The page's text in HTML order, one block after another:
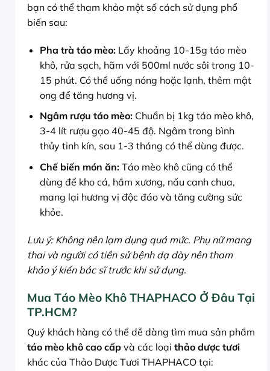
bạn có thể tham khảo một số cách sử dụng phổ
biến sau:
Pha trà táo mèo:Lấy khoảng 10-15g táo mèo
khô, rửa sạch, hãm với 500ml nước sôi trong 10-
15 phút. Có thể uống nóng hoặc lạnh, thêm mật
ong để tăng hương vị.
Ngâm rượu táo mèo:Chuẩn bị 1kg táo mèo khô,
3-4 lít rượu gạo 40-45 độ. Ngâm trong bình
thủy tinh kín, sau 1-3 tháng có thể dùng được.
Chế biến món ăn:Táo mèo khô cũng có thể
dùng để kho cá, hầm xương, nấu canh chua,
mang lại hương vị độc đáo và tăng cường sức
khỏe.
Lưu ý: Không nên lạm dụng quá mức. Phụ nữ mang
thai và người có tiền sử bệnh dạ dày nên tham
khảo ý kiến bác sĩ trước khi sử dụng.
Mua Táo Mèo Khô THAPHACO Ở Đâu Tại
TP.HCM?
Quý khách hàng có thể dễ dàng tìm mua sản phẩm
táo mèo khô cao cấp và các loại thảo dược tươi
khác của Thảo Dược Tươi THAPHACO tại: